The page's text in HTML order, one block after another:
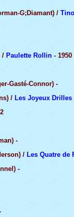
G;Diamant) /
/ Paulette Rollin - 1950
Gasté-Connor) -
/ Les Joyeux Drilles
-
/ Les Quatre de
-